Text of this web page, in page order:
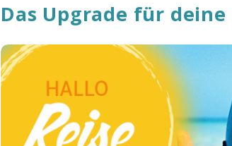
d
o
C
Das Upgrade für